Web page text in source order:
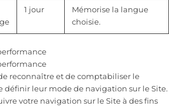
1 jour
Mémorise la langue
choisie.
reconnaître et de comptabiliser le
définir leur mode de navigation sur le Site.
votre navigation sur le Site à des fins